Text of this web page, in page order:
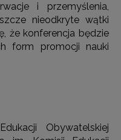
i przemyślenia,
nieodkryte wątki
że konferencja będzie
form promocji nauki
Obywatelskiej